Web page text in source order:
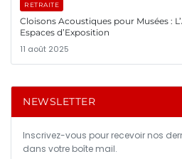
RETRAITE
Cloisons Acoustiques pour Musées :
Espaces d’Exposition
11 août 2025
NEWSLETTER
Inscrivez-vous pour recevoir nos
dans votre boîte mail.